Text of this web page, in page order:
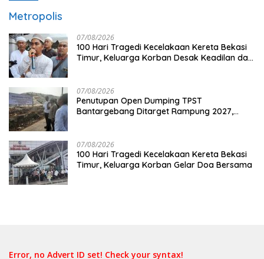
Metropolis
07/08/2026
100 Hari Tragedi Kecelakaan Kereta Bekasi
Timur, Keluarga Korban Desak Keadilan dan
07/08/2026
Penutupan Open Dumping TPST
Bantargebang Ditarget Rampung 2027,
07/08/2026
100 Hari Tragedi Kecelakaan Kereta Bekasi
Timur, Keluarga Korban Gelar Doa Bersama
Error, no Advert ID set! Check your syntax!